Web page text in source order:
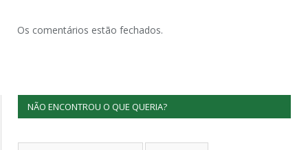
Os comentários estão fechados.
NÃO ENCONTROU O QUE QUERIA?